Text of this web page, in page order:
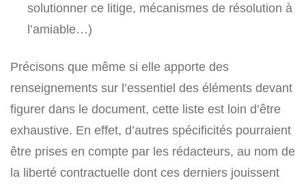
solutionner ce litige, mécanismes de résolution à
l’amiable…)
Précisons que même si elle apporte des
renseignements sur l’essentiel des éléments devant
figurer dans le document, cette liste est loin d’être
exhaustive. En effet, d’autres spécificités pourraient
être prises en compte par les rédacteurs, au nom de
la liberté contractuelle dont ces derniers jouissent